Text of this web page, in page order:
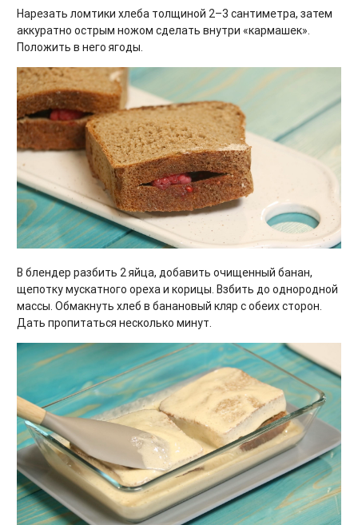
Нарезать ломтики хлеба толщиной 2–3 сантиметра, затем
аккуратно острым ножом сделать внутри «кармашек».
Положить в него ягоды.
В блендер разбить 2 яйца, добавить очищенный банан,
щепотку мускатного ореха и корицы. Взбить до однородной
массы. Обмакнуть хлеб в банановый кляр с обеих сторон.
Дать пропитаться несколько минут.